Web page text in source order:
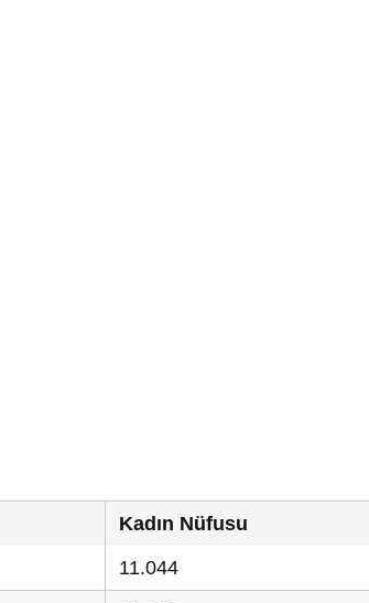
Kadın Nüfusu
11.044